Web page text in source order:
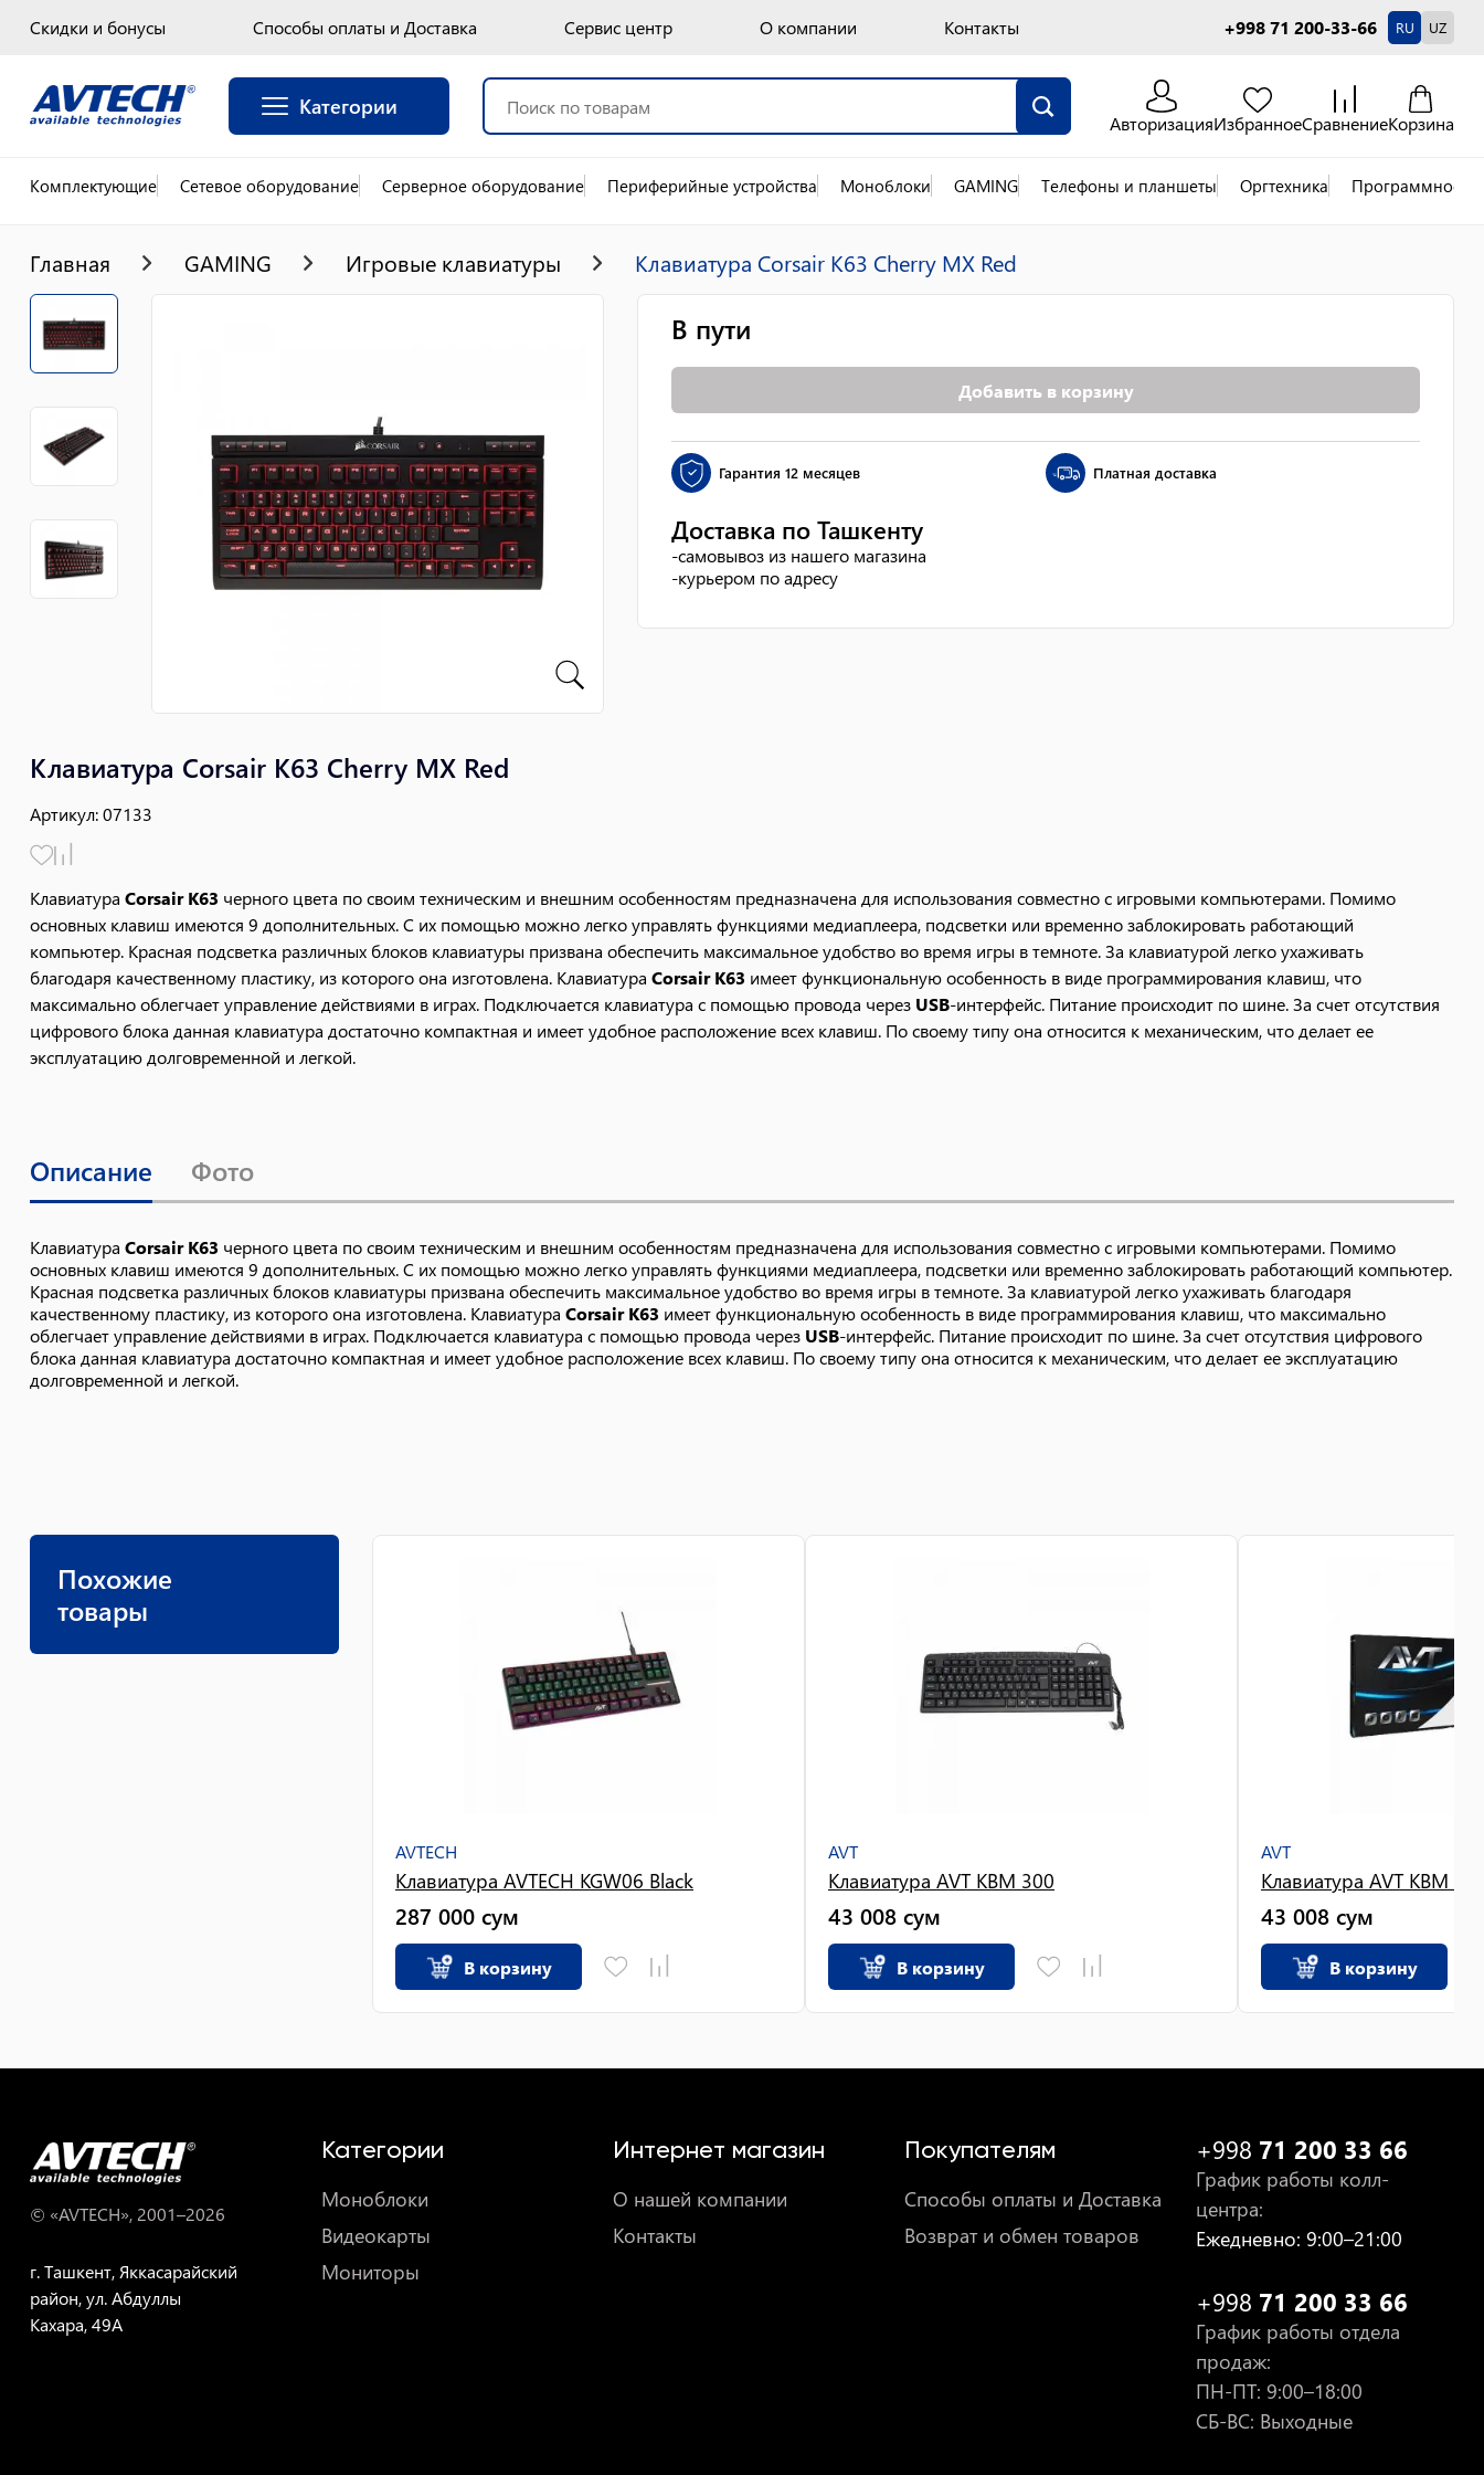
Скидки и бонусы Способы оплаты и Доставка Сервис центр О компании Контакты +998 71 200-33-66 RU UZ
Категории
АвторизацияИзбранноеСравнениеКорзина
Комплектующие Сетевое оборудование Серверное оборудование Периферийные устройства Моноблоки GAMING Телефоны и планшеты Оргтехника Программное
Главная GAMING Игровые клавиатуры Клавиатура Corsair K63 Cherry MX Red
Клавиатура Corsair K63 Cherry MX Red
Артикул:07133
Клавиатура Corsair K63 черного цвета по своим техническим и внешним особенностям предназначена для использования совместно с игровыми компьютерами. Помимо
основных клавиш имеются 9 дополнительных. С их помощью можно легко управлять функциями медиаплеера, подсветки или временно заблокировать работающий
компьютер. Красная подсветка различных блоков клавиатуры призвана обеспечить максимальное удобство во время игры в темноте. За клавиатурой легко ухаживать
благодаря качественному пластику, из которого она изготовлена. Клавиатура Corsair K63 имеет функциональную особенность в виде программирования клавиш, что
максимально облегчает управление действиями в играх. Подключается клавиатура с помощью провода через USB-интерфейс. Питание происходит по шине. За счет отсутствия
цифрового блока данная клавиатура достаточно компактная и имеет удобное расположение всех клавиш. По своему типу она относится к механическим, что делает ее
эксплуатацию долговременной и легкой.
В пути
Добавить в корзину
Гарантия 12 месяцев Платная доставка
Доставка по Ташкенту
-самовывоз из нашего магазина
-курьером по адресу
Описание Фото
Клавиатура Corsair K63 черного цвета по своим техническим и внешним особенностям предназначена для использования совместно с игровыми компьютерами. Помимо
основных клавиш имеются 9 дополнительных. С их помощью можно легко управлять функциями медиаплеера, подсветки или временно заблокировать работающий компьютер.
Красная подсветка различных блоков клавиатуры призвана обеспечить максимальное удобство во время игры в темноте. За клавиатурой легко ухаживать благодаря
качественному пластику, из которого она изготовлена. Клавиатура Corsair K63 имеет функциональную особенность в виде программирования клавиш, что максимально
облегчает управление действиями в играх. Подключается клавиатура с помощью провода через USB-интерфейс. Питание происходит по шине. За счет отсутствия цифрового
блока данная клавиатура достаточно компактная и имеет удобное расположение всех клавиш. По своему типу она относится к механическим, что делает ее эксплуатацию
долговременной и легкой.
Похожие
товары
AVTECH
Клавиатура AVTECH KGW06 Black
287 000 сум
В корзину
AVT
Клавиатура AVT KBM 300
43 008 сум
В корзину
AVT
Клавиатура AVT KBM
43 008 сум
В корзину
© «AVTECH», 2001–2026
г. Ташкент, Яккасарайский
район, ул. Абдуллы
Кахара, 49A
Категории
Моноблоки
Видеокарты
Мониторы
Интернет магазин
О нашей компании
Контакты
Покупателям
Способы оплаты и Доставка
Возврат и обмен товаров
+998 71 200 33 66
График работы колл-
центра:
Ежедневно: 9:00–21:00
+998 71 200 33 66
График работы отдела
продаж:
ПН-ПТ: 9:00–18:00
СБ-ВС: Выходные